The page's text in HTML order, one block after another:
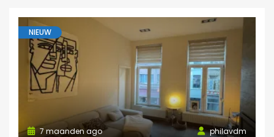
NIEUW
philavdm
7 maanden ago